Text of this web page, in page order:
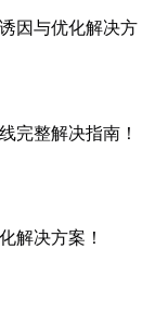
因与优化解决方
完整解决指南！
解决方案！